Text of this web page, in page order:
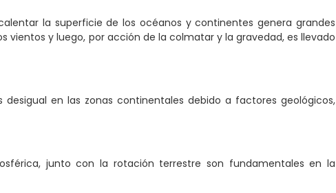
la superficie de los océanos y continentes genera grandes
vientos y luego, por acción de la colmatar y la gravedad, es llevado
en las zonas continentales debido a factores geológicos,
junto con la rotación terrestre son fundamentales en la